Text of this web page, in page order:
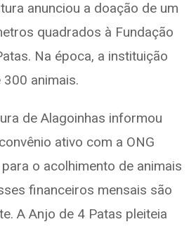
anunciou a doação de um
quadrados à Fundação
Na época, a instituição
animais.
de Alagoinhas informou
ativo com a ONG
o acolhimento de animais
financeiros mensais são
A Anjo de 4 Patas pleiteia